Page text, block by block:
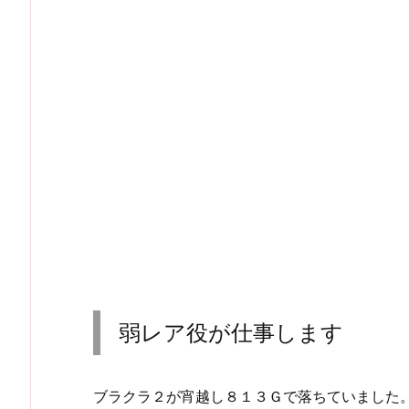
弱レア役が仕事します
ブラクラ２が宵越し８１３Ｇで落ちていました